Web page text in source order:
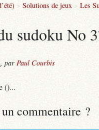
> Solutions de jeux > Les
sudoku No
, par Paul Courbis
()...
un commentaire ?